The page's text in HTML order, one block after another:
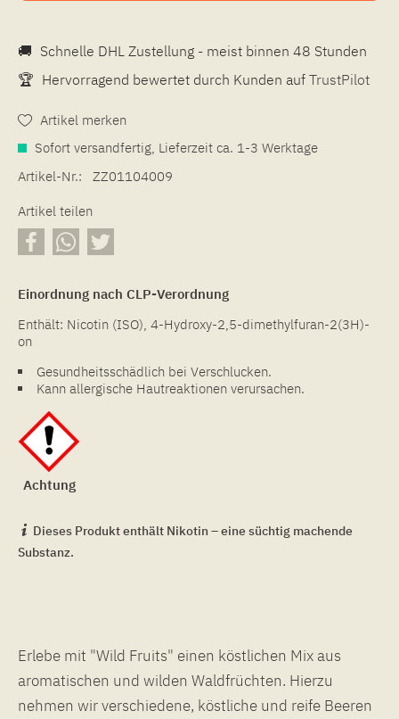
🚚 Schnelle DHL Zustellung - meist binnen 48 Stunden
🏆 Hervorragend bewertet durch Kunden auf TrustPilot
Artikel merken
Sofort versandfertig, Lieferzeit ca. 1-3 Werktage
Artikel-Nr.:
ZZ01104009
Artikel teilen
Einordnung nach CLP-Verordnung
Enthält: Nicotin (ISO), 4-Hydroxy-2,5-dimethylfuran-2(3H)-
on
Gesundheitsschädlich bei Verschlucken.
Kann allergische Hautreaktionen verursachen.
Achtung
Dieses Produkt enthält Nikotin – eine süchtig machende
Substanz.
Erlebe mit "Wild Fruits" einen köstlichen Mix aus
aromatischen und wilden Waldfrüchten. Hierzu
nehmen wir verschiedene, köstliche und reife Beeren